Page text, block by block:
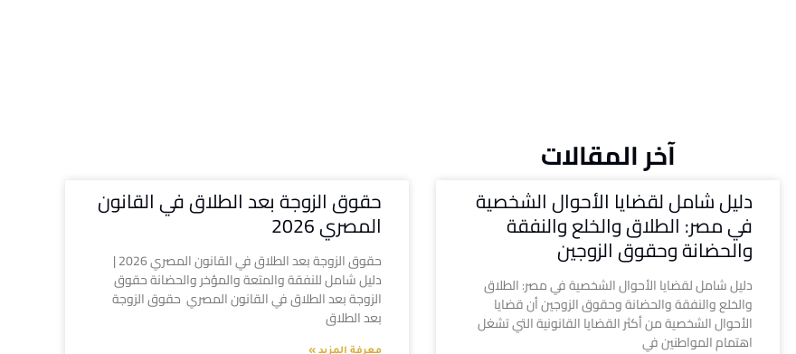
آخر المقالات
دليل شامل لقضايا الأحوال الشخصية
في مصر: الطلاق والخلع والنفقة
والحضانة وحقوق الزوجين
دليل شامل لقضايا الأحوال الشخصية في مصر: الطلاق
والخلع والنفقة والحضانة وحقوق الزوجين أن قضايا
الأحوال الشخصية من أكثر القضايا القانونية التي تشغل
اهتمام المواطنين في
حقوق الزوجة بعد الطلاق في القانون
المصري 2026
حقوق الزوجة بعد الطلاق في القانون المصري 2026 |
دليل شامل للنفقة والمتعة والمؤخر والحضانة حقوق
الزوجة بعد الطلاق في القانون المصري حقوق الزوجة
بعد الطلاق
معرفة المزيد »